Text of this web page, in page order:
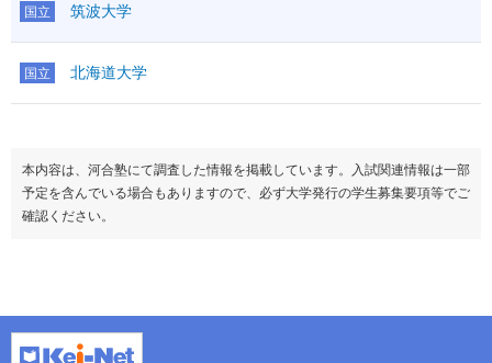
国立 筑波大学
国立 北海道大学
本内容は、河合塾にて調査した情報を掲載しています。入試関連情報は一部
予定を含んでいる場合もありますので、必ず大学発行の学生募集要項等でご
確認ください。